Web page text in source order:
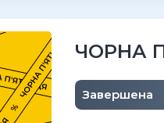
ЧОРНА
Завершена